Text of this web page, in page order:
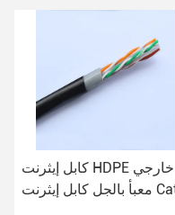
كابل إيثرنت HDPE خارجي
معبأ بالجل كابل إيثرنت Cat6